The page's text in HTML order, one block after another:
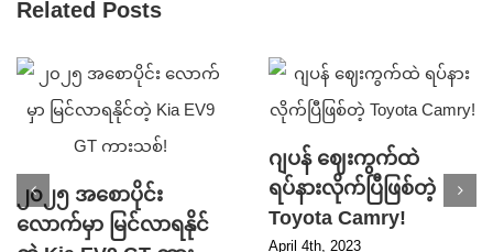
Related Posts
၂၀၂၅ အစောပိုင်း
လောက်မှာ မြင်လာရနိုင်
ဂျပန် ဈေးကွက်ထဲ
ရပ်နားလိုက်ပြီဖြစ်တဲ့
Toyota Camry!
April 4th, 2023